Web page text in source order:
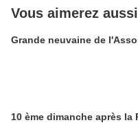
Vous aimerez aussi
Grande neuvaine de
10 ème dimanche après la